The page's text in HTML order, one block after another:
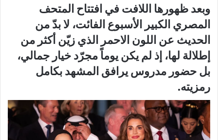
وبعد ظهورها اللافت في افتتاح المتحف
المصري الكبير الأسبوع الفائت، لا بدّ من
الحديث عن اللون الاحمر الذي زيّن أكثر من
إطلالة لها، إذ لم يكن يوماً مجرّد خيار جمالي،
بل حضور مدروس يرافق المشهد بكامل
رمزيته.